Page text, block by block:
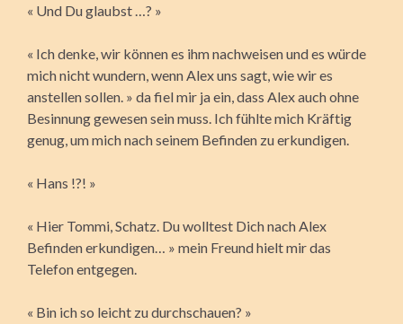
« Und Du glaubst …? »
« Ich denke, wir können es ihm nachweisen und es würde
mich nicht wundern, wenn Alex uns sagt, wie wir es
anstellen sollen. » da fiel mir ja ein, dass Alex auch ohne
Besinnung gewesen sein muss. Ich fühlte mich Kräftig
genug, um mich nach seinem Befinden zu erkundigen.
« Hans !?! »
« Hier Tommi, Schatz. Du wolltest Dich nach Alex
Befinden erkundigen… » mein Freund hielt mir das
Telefon entgegen.
« Bin ich so leicht zu durchschauen? »